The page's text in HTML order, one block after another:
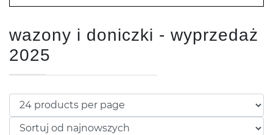
wazony i doniczki - wyprzedaż
2025